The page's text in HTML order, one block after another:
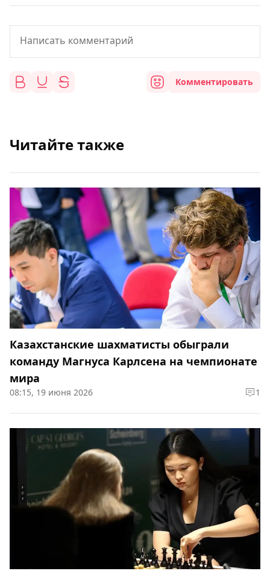
Комментировать
Читайте также
Казахстанские шахматисты обыграли
команду Магнуса Карлсена на чемпионате
мира
08:15, 19 июня 2026 1